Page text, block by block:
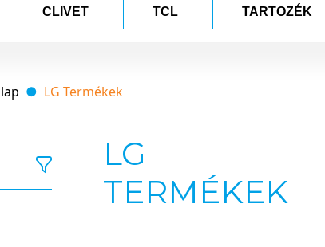
CLIVET TCL TARTOZÉK
LG Termékek
LG
TERMÉKEK